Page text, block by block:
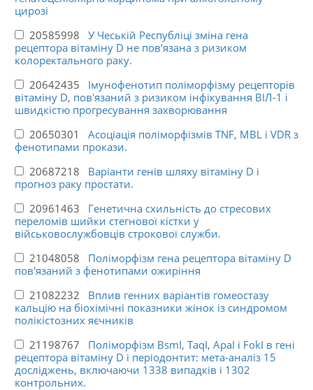
цирозі
20585998 У Чеській Республіці зміна гена
рецептора вітаміну D не пов’язана з ризиком
колоректального раку.
20642435 Імунофенотип поліморфізму рецепторів
вітаміну D, пов'язаний з ризиком інфікування ВІЛ-1 і
швидкістю прогресування захворювання
20650301 Асоціація поліморфізмів TNF, MBL і VDR з
фенотипами прокази.
20687218 Варіанти генів шляху вітаміну D і
прогноз раку простати.
20961463 Генетична схильність до стресових
переломів шийки стегнової кістки у
військовослужбовців строкової служби.
21048058 Поліморфізм гена рецептора вітаміну D
пов'язаний з фенотипами ожиріння
21082232 Вплив генних варіантів гомеостазу
кальцію на біохімічні показники жінок із синдромом
полікістозних яєчників
21198767 Поліморфізм BsmI, TaqI, ApaI і FokI в гені
рецептора вітаміну D і періодонтит: мета-аналіз 15
досліджень, включаючи 1338 випадків і 1302
контрольних.